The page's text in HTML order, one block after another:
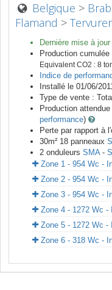
Belgique >
Flamand >
Dernière mise à
Production
Equivalent CO2 : 8
Indice de
Installé le 01/06/
Type de vente :
Production attendue
performance)
Perte par rapport à
30m² 18 panneaux
2 onduleurs SMA -
Zone 1 - 954 Wc -
Zone 2 - 954 Wc -
Zone 3 - 954 Wc -
Zone 4 - 1272 Wc -
Zone 5 - 1272 Wc -
Zone 6 - 318 Wc -